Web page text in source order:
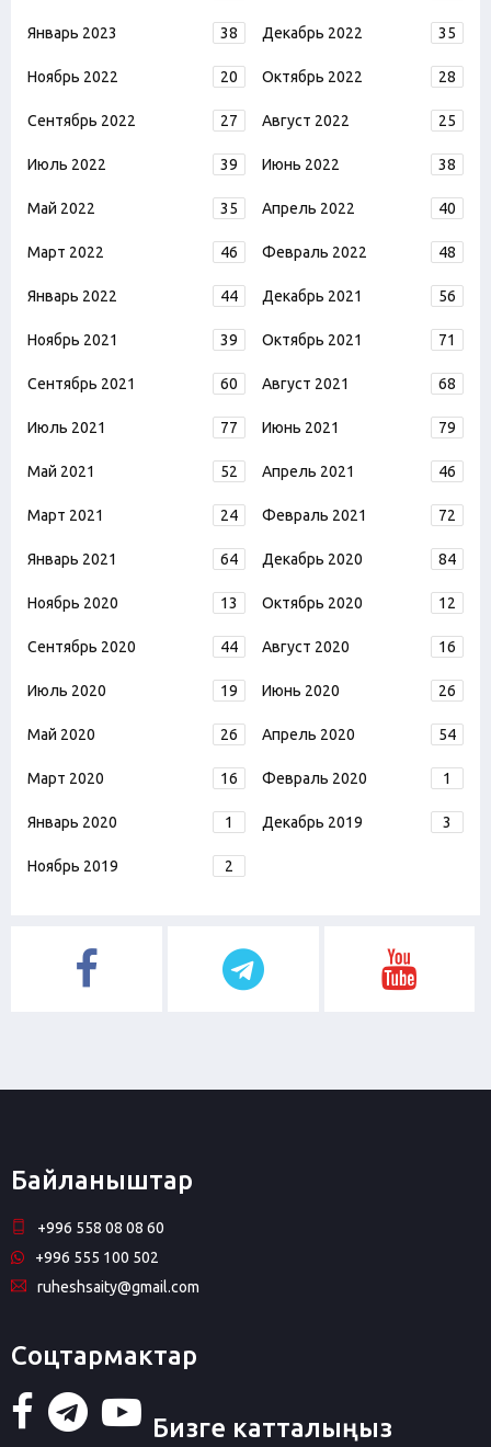
Январь 2023 38 Декабрь 2022 35
Ноябрь 2022 20 Октябрь 2022 28
Сентябрь 2022 27 Август 2022 25
Июль 2022 39 Июнь 2022 38
Май 2022 35 Апрель 2022 40
Март 2022 46 Февраль 2022 48
Январь 2022 44 Декабрь 2021 56
Ноябрь 2021 39 Октябрь 2021 71
Сентябрь 2021 60 Август 2021 68
Июль 2021 77 Июнь 2021 79
Май 2021 52 Апрель 2021 46
Март 2021 24 Февраль 2021 72
Январь 2021 64 Декабрь 2020 84
Ноябрь 2020 13 Октябрь 2020 12
Сентябрь 2020 44 Август 2020 16
Июль 2020 19 Июнь 2020 26
Май 2020 26 Апрель 2020 54
Март 2020 16 Февраль 2020 1
Январь 2020 1 Декабрь 2019 3
Ноябрь 2019 2
Байланыштар
+996 558 08 08 60
+996 555 100 502
ruheshsaity@gmail.com
Соцтармактар
Бизге катталыңыз